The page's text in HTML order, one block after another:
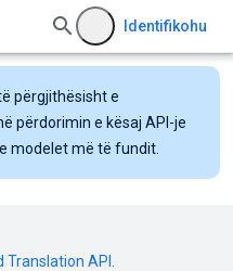
Identifikohu
përgjithësisht e
përdorimin e kësaj API-je
modelet më të fundit.
Translation API